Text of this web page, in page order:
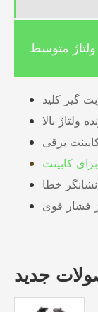
متوسط
گیر کلید
ولتاژ بالا
برقی
کابینت
نشانگر خطا
فشار قوی
جدید